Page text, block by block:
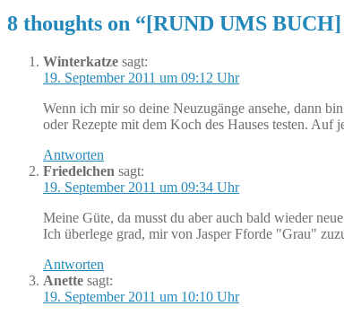
8 thoughts on “[RUND UMS
Winterkatze sagt:
19. September 2011 um 09:12 Uhr
Wenn ich mir so deine Neuzugänge ansehe, dann
oder Rezepte mit dem Koch des Hauses testen.
Antworten
Friedelchen sagt:
19. September 2011 um 09:34 Uhr
Meine Güte, da musst du aber auch bald wieder
Ich überlege grad, mir von Jasper Fforde "Grau"
Antworten
Anette sagt:
19. September 2011 um 10:10 Uhr